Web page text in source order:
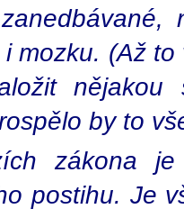
mozku. (Až
by to
zákona
postihu. Je